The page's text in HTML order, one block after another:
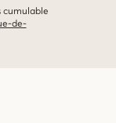
cumulable
de-